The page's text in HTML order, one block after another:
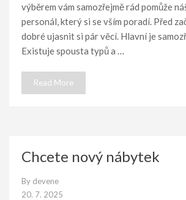
výběrem vám samozřejmě rád pomůže
personál, který si se vším poradí. Před
dobré ujasnit si pár věcí. Hlavní je
Existuje spousta typů a …
Read More
Chcete nový nábytek
By devene
20. 7. 2025